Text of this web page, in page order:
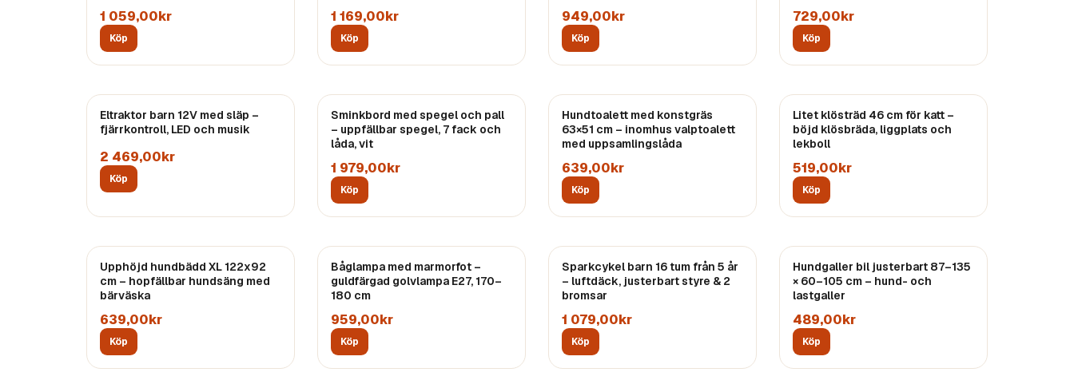
1 059,00kr
Köp
1 169,00kr
Köp
949,00kr
Köp
729,00kr
Köp
Eltraktor barn 12V med släp –
fjärrkontroll, LED och musik
2 469,00kr
Köp
Sminkbord med spegel och pall
– uppfällbar spegel, 7 fack och
låda, vit
1 979,00kr
Köp
Hundtoalett med konstgräs
63×51 cm – inomhus valptoalett
med uppsamlingslåda
639,00kr
Köp
Litet klösträd 46 cm för katt –
böjd klösbräda, liggplats och
lekboll
519,00kr
Köp
Upphöjd hundbädd XL 122x92
cm – hopfällbar hundsäng med
bärväska
639,00kr
Köp
Båglampa med marmorfot –
guldfärgad golvlampa E27, 170–
180 cm
959,00kr
Köp
Sparkcykel barn 16 tum från 5 år
– luftdäck, justerbart styre & 2
bromsar
1 079,00kr
Köp
Hundgaller bil justerbart 87–135
× 60–105 cm – hund- och
lastgaller
489,00kr
Köp